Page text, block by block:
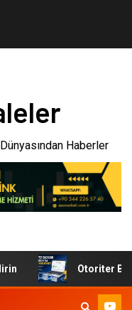
Haberler
Otoriter